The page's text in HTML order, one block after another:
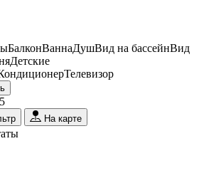
БалконВаннаДушВид на бассейнВид
Детские
Телевизор
На карте